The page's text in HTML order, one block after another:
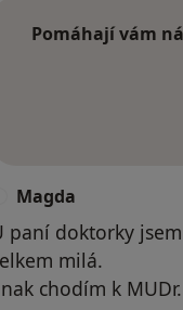
Pomáhají vám
Magda
paní doktorky
milá.
chodím k